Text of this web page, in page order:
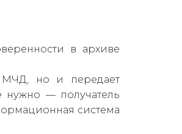
в архиве
МЧД, но и передает
нужно — получатель
система